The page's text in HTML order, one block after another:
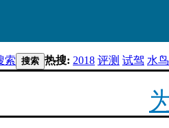
索 搜索 热搜: 2018 评测 试驾 水鸟